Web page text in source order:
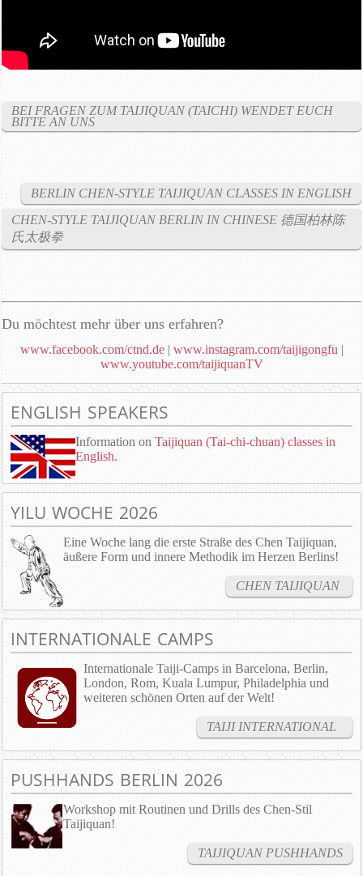
BEI FRAGEN ZUM TAIJIQUAN (TAICHI) WENDET EUCH
BITTE AN UNS
BERLIN CHEN-STYLE TAIJIQUAN CLASSES IN ENGLISH
CHEN-STYLE TAIJIQUAN BERLIN IN CHINESE 德国柏林陈
氏太极拳
Du möchtest mehr über uns erfahren?
www.facebook.com/ctnd.de| www.instagram.com/taijigongfu |
www.youtube.com/taijiquanTV
ENGLISH SPEAKERS
Information on Taijiquan (Tai-chi-chuan) classes in
English.
YILU WOCHE 2026
Eine Woche lang die erste Straße des Chen Taijiquan,
äußere Form und innere Methodik im Herzen Berlins!
CHEN TAIJIQUAN
INTERNATIONALE CAMPS
Internationale Taiji-Camps in Barcelona, Berlin,
London, Rom, Kuala Lumpur, Philadelphia und
weiteren schönen Orten auf der Welt!
TAIJI INTERNATIONAL
PUSHHANDS BERLIN 2026
Workshop mit Routinen und Drills des Chen-Stil
Taijiquan!
TAIJIQUAN PUSHHANDS